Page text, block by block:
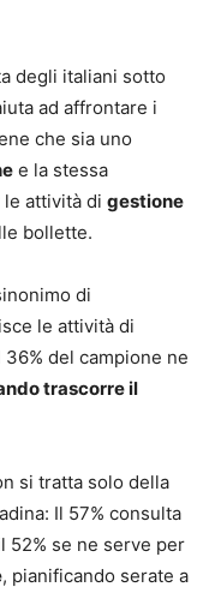
degli italiani sotto
ad affrontare i
che sia uno
e la stessa
attività di gestione
bollette.
di
le attività di
del campione ne
trascorre il
si tratta solo della
Il 57% consulta
52% se ne serve per
, pianificando serate a